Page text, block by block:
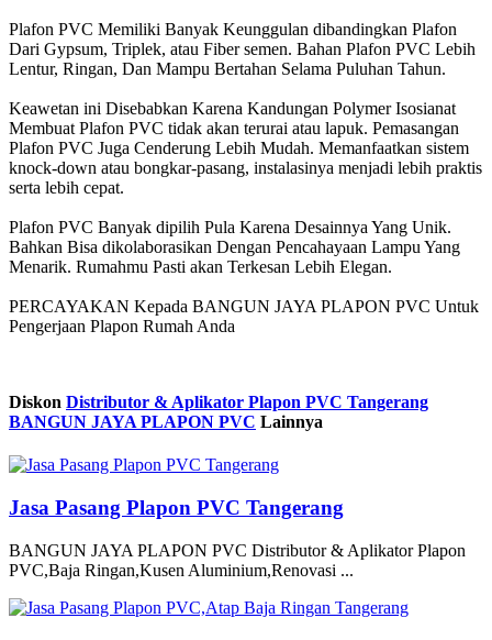
Plafon PVC Memiliki Banyak Keunggulan dibandingkan Plafon
Dari Gypsum, Triplek, atau Fiber semen. Bahan Plafon PVC Lebih
Lentur, Ringan, Dan Mampu Bertahan Selama Puluhan Tahun.
Keawetan ini Disebabkan Karena Kandungan Polymer Isosianat
Membuat Plafon PVC tidak akan terurai atau lapuk. Pemasangan
Plafon PVC Juga Cenderung Lebih Mudah. Memanfaatkan sistem
knock-down atau bongkar-pasang, instalasinya menjadi lebih praktis
serta lebih cepat.
Plafon PVC Banyak dipilih Pula Karena Desainnya Yang Unik.
Bahkan Bisa dikolaborasikan Dengan Pencahayaan Lampu Yang
Menarik. Rumahmu Pasti akan Terkesan Lebih Elegan.
PERCAYAKAN Kepada BANGUN JAYA PLAPON PVC Untuk
Pengerjaan Plapon Rumah Anda
Diskon Distributor & Aplikator Plapon PVC Tangerang
BANGUN JAYA PLAPON PVC Lainnya
Jasa Pasang Plapon PVC Tangerang
BANGUN JAYA PLAPON PVC Distributor & Aplikator Plapon
PVC,Baja Ringan,Kusen Aluminium,Renovasi ...